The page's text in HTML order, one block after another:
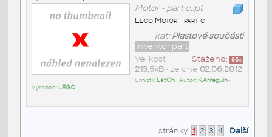
Motor - part c.ipt
Lego Motor - part c
kat:Plastové součásti
Inventor part
Staženo: 66x
Velikost
213,5kB• ze dne 02.06.2012
Umístil: LatCh• Autor: K.Arreguin•
Výrobce: LEGO
stránky: 1 2 3 4 Další